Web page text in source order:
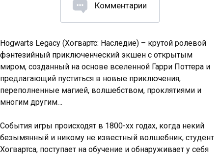
Комментарии
Hogwarts Legacy (Хогвартс: Наследие) – крутой ролевой
фэнтезийный приключенческий экшен с открытым
миром, созданный на основе вселенной Гарри Поттера и
предлагающий пуститься в новые приключения,
переполненные магией, волшебством, проклятиями и
многим другим…
События игры происходят в 1800-хх годах, когда некий
безымянный и никому не известный волшебник, студент
Хогвартса, поступает на обучение и обнаруживает у себя